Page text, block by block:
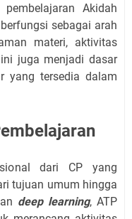
Akidah
sebagai arah
materi, aktivitas
juga menjadi dasar
yang tersedia dalam
dari CP yang
tujuan umum hingga
deep learning, ATP